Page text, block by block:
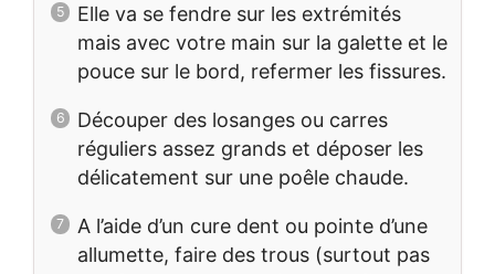
Elle va se fendre sur les extrémités
mais avec votre main sur la galette et le
pouce sur le bord, refermer les fissures.
Découper des losanges ou carres
réguliers assez grands et déposer les
délicatement sur une poêle chaude.
A l’aide d’un cure dent ou pointe d’une
allumette, faire des trous (surtout pas